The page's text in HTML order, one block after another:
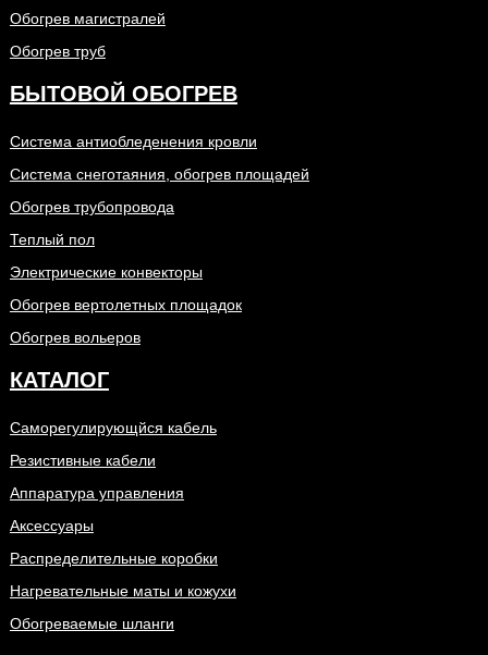
Обогрев магистралей
Обогрев труб
БЫТОВОЙ ОБОГРЕВ
Система антиобледенения кровли
Система снеготаяния, обогрев площадей
Обогрев трубопровода
Теплый пол
Электрические конвекторы
Обогрев вертолетных площадок
Обогрев вольеров
КАТАЛОГ
Саморегулирующйся кабель
Резистивные кабели
Аппаратура управления
Аксессуары
Распределительные коробки
Нагревательные маты и кожухи
Обогреваемые шланги